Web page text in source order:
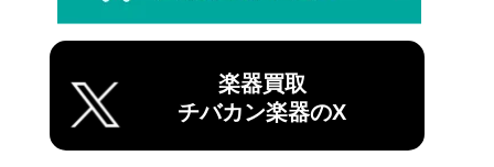
楽器買取
チバカン楽器のX